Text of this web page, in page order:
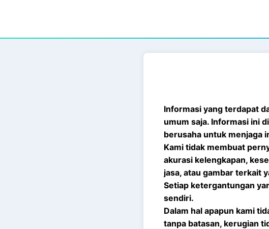
Informasi yang terdapat
umum saja. Informasi ini
berusaha untuk menjaga
Kami tidak membuat
akurasi kelengkapan,
jasa, atau gambar terkait
Setiap ketergantungan
sendiri.
Dalam hal apapun kami
tanpa batasan, kerugian